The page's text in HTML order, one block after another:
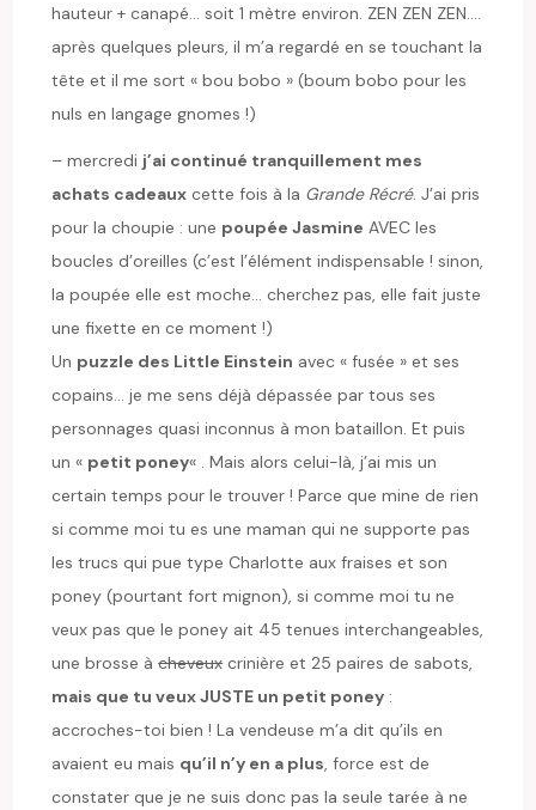
hauteur + canapé… soit 1 mètre environ. ZEN ZEN ZEN….
après quelques pleurs, il m’a regardé en se touchant la
tête et il me sort « bou bobo » (boum bobo pour les
nuls en langage gnomes !)
– mercredi j’ai continué tranquillement mes
achats cadeaux cette fois à la Grande Récré. J’ai pris
pour la choupie : une poupée Jasmine AVEC les
boucles d’oreilles (c’est l’élément indispensable ! sinon,
la poupée elle est moche… cherchez pas, elle fait juste
une fixette en ce moment !)
Un puzzle des Little Einstein avec « fusée » et ses
copains… je me sens déjà dépassée par tous ses
personnages quasi inconnus à mon bataillon. Et puis
un « petit poney« . Mais alors celui-là, j’ai mis un
certain temps pour le trouver ! Parce que mine de rien
si comme moi tu es une maman qui ne supporte pas
les trucs qui pue type Charlotte aux fraises et son
poney (pourtant fort mignon), si comme moi tu ne
veux pas que le poney ait 45 tenues interchangeables,
une brosse àcheveuxcrinière et 25 paires de sabots,
mais que tu veux JUSTE un petit poney :
accroches-toi bien ! La vendeuse m’a dit qu’ils en
avaient eu mais qu’il n’y en a plus, force est de
constater que je ne suis donc pas la seule tarée à ne